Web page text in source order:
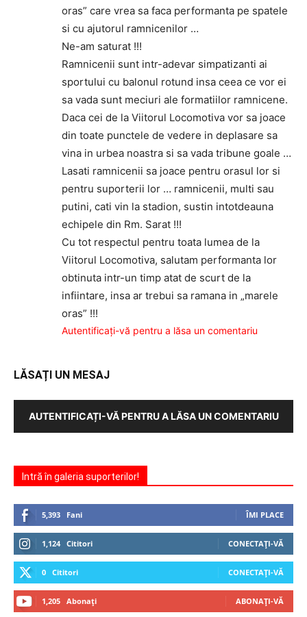
oras” care vrea sa faca performanta pe spatele
si cu ajutorul ramnicenilor …
Ne-am saturat !!!
Ramnicenii sunt intr-adevar simpatizanti ai
sportului cu balonul rotund insa ceea ce vor ei
sa vada sunt meciuri ale formatiilor ramnicene.
Daca cei de la Viitorul Locomotiva vor sa joace
din toate punctele de vedere in deplasare sa
vina in urbea noastra si sa vada tribune goale …
Lasati ramnicenii sa joace pentru orasul lor si
pentru suporterii lor … ramnicenii, multi sau
putini, cati vin la stadion, sustin intotdeauna
echipele din Rm. Sarat !!!
Cu tot respectul pentru toata lumea de la
Viitorul Locomotiva, salutam performanta lor
obtinuta intr-un timp atat de scurt de la
infiintare, insa ar trebui sa ramana in „marele
oras” !!!
Autentificați-vă pentru a lăsa un comentariu
LĂSAȚI UN MESAJ
AUTENTIFICAȚI-VĂ PENTRU A LĂSA UN COMENTARIU
Intră în galeria suporterilor!
5,393 Fani ÎMI PLACE
1,124 Cititori CONECTAȚI-VĂ
0 Cititori CONECTAȚI-VĂ
1,205 Abonați ABONAȚI-VĂ